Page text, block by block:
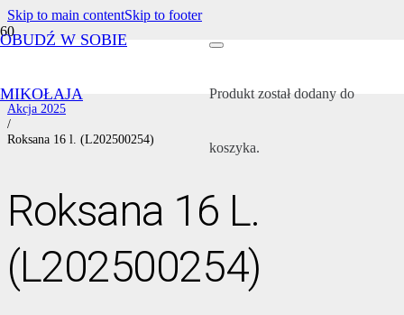
Skip to main contentSkip to footer
OBUDŹ W SOBIE
MIKOŁAJA Produkt został dodany do
koszyka.
Strona główna
/
Akcja 2025
/
Roksana 16 l. (L202500254)
Roksana 16 L.
(L202500254)